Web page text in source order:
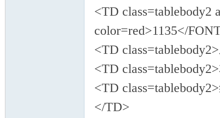
<TD class=tablebody2
color=red>1135</
<TD
<TD
<TD
</TD>